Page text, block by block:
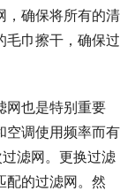
，确保将所有的清
毛巾擦干，确保过
网也是特别重要
空调使用频率而有
滤网。更换过滤
配的过滤网。然